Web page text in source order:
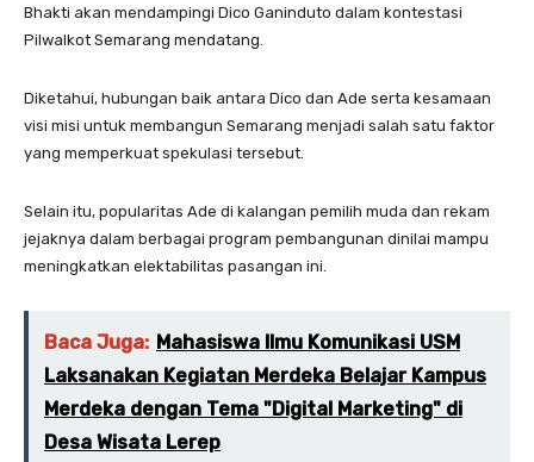
Bhakti akan mendampingi Dico Ganinduto dalam kontestasi
Pilwalkot Semarang mendatang.
Diketahui, hubungan baik antara Dico dan Ade serta kesamaan
visi misi untuk membangun Semarang menjadi salah satu faktor
yang memperkuat spekulasi tersebut.
Selain itu, popularitas Ade di kalangan pemilih muda dan rekam
jejaknya dalam berbagai program pembangunan dinilai mampu
meningkatkan elektabilitas pasangan ini.
Baca Juga: Mahasiswa Ilmu Komunikasi USM
Laksanakan Kegiatan Merdeka Belajar Kampus
Merdeka dengan Tema "Digital Marketing" di
Desa Wisata Lerep